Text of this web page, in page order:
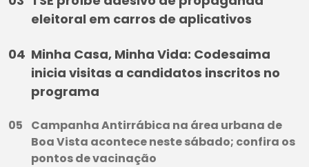
eleitoral em carros de aplicativos
Minha Casa, Minha Vida: Codesaima
inicia visitas a candidatos inscritos no
programa
Campanha Antirrábica na área urbana de
Boa Vista acontece neste sábado; confira os
pontos de vacinação